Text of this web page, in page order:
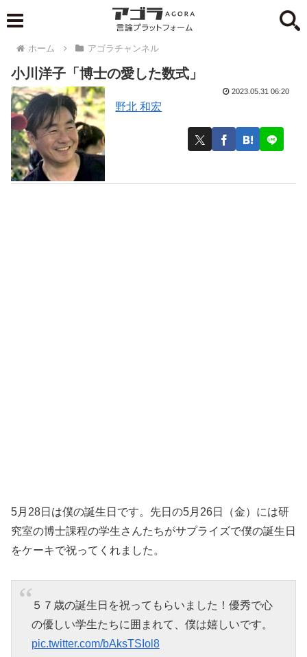
ホーム アゴラチャンネル
小川洋子「博士の愛した数式」
野北 和宏
2023.05.31 06:20
5月28日は僕の誕生日です。先日の5月26日（金）には研
究室の博士課程の学生さんたちがサプライズで僕の誕生日
をケーキで祝ってくれました。
５７歳の誕生日を祝ってもらいました！優秀で心
の優しい学生たちに囲まれて、僕は嬉しいです。
pic.twitter.com/bAksTSIol8